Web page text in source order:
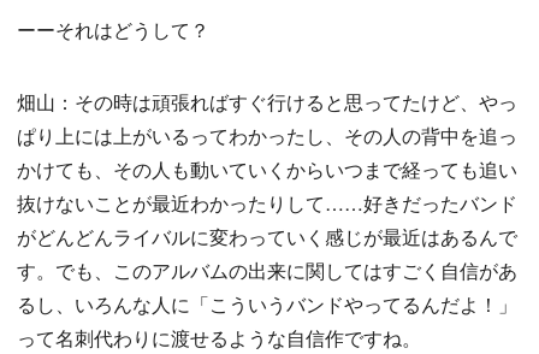
ーーそれはどうして？
畑山：その時は頑張ればすぐ行けると思ってたけど、やっ
ぱり上には上がいるってわかったし、その人の背中を追っ
かけても、その人も動いていくからいつまで経っても追い
抜けないことが最近わかったりして……好きだったバンド
がどんどんライバルに変わっていく感じが最近はあるんで
す。でも、このアルバムの出来に関してはすごく自信があ
るし、いろんな人に「こういうバンドやってるんだよ！」
って名刺代わりに渡せるような自信作ですね。